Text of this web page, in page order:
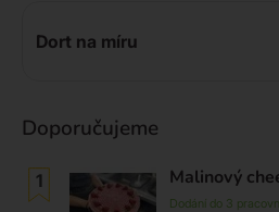
Dort na míru
Doporučujeme
Malinový
Dodání do 3